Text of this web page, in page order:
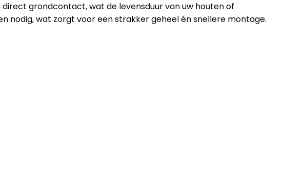
grondcontact, wat de levensduur van uw houten of
nodig, wat zorgt voor een strakker geheel én snellere montage.